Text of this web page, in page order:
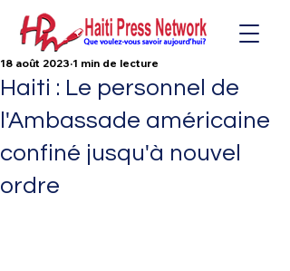
Haiti : Le personnel de
l'Ambassade américaine
confiné jusqu'à nouvel
ordre
18 août 2023 1 min de lecture